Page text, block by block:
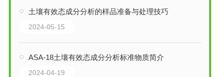
土壤有效态成分分析的样品准备与处理技巧
2024-05-15
ASA-18土壤有效态成分分析标准物质简介
2024-04-19